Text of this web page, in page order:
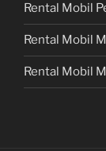
Rental Mobil
Rental Mobil
Rental Mobil